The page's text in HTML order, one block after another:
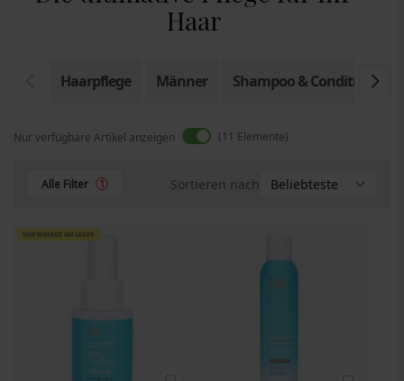
Haar
Haarpflege Männer Shampoo & Conditioner
Nur verfügbare Artikel anzeigen 11 Elemente
Alle Filter 1 Sortieren nach
NUR WENIGE AM LAGER